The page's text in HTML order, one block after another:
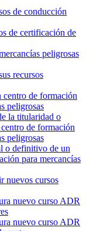
de conducción
de certificación de
peligrosas
recursos
centro de formación
peligrosas
la titularidad o
de formación
peligrosas
o definitivo de un
para mercancías
nuevos cursos
nuevo curso ADR
nuevo curso ADR